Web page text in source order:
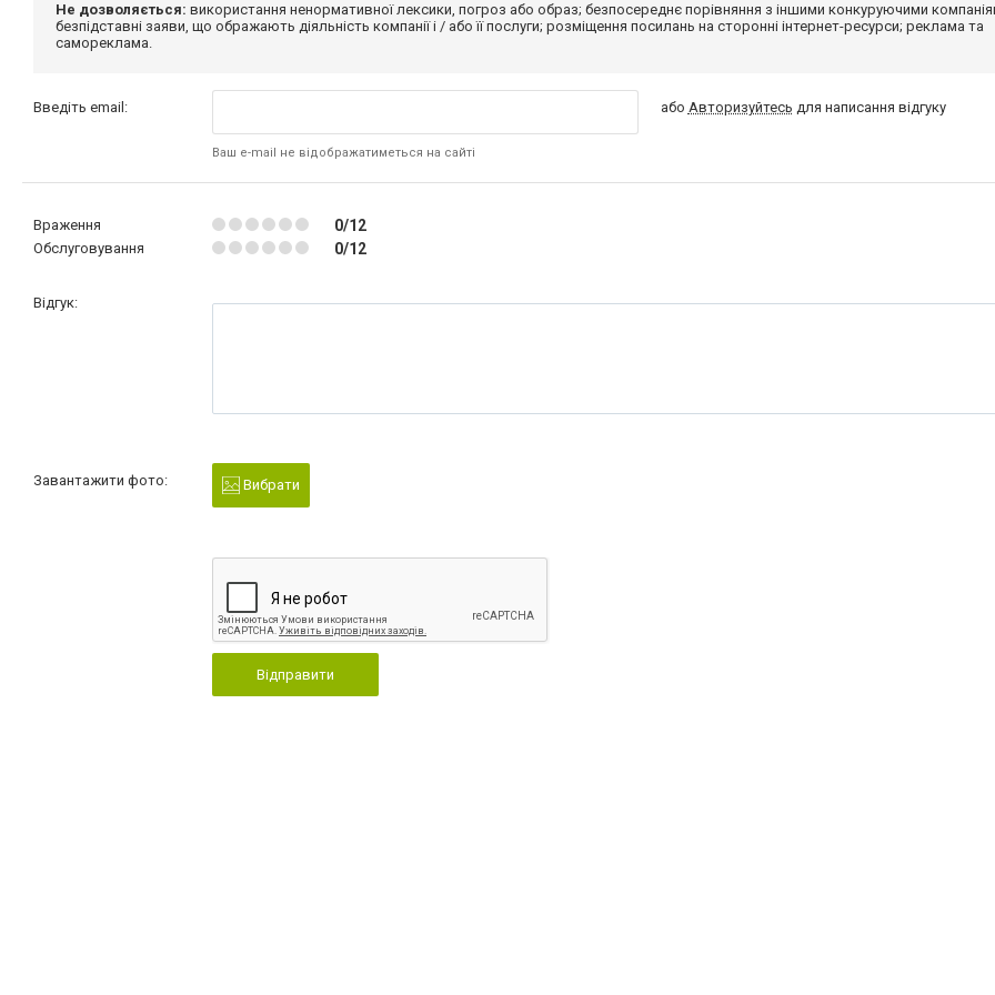
Не дозволяється: використання ненормативної лексики, погроз або образ; безпосереднє порівняння з іншими конкуруючими
безпідставні заяви, що ображають діяльність компанії і / або її послуги; розміщення посилань на сторонні інтернет-ресурси; реклама та
самореклама.
Введіть email:
Ваш e-mail не відображатиметься на сайті
або Авторизуйтесь для написання відгуку
Враження 0/12
Обслуговування 0/12
Відгук:
Завантажити фото: Вибрати
Відправити